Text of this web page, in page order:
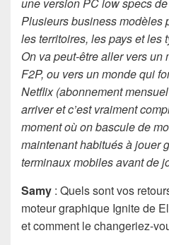
une version PC low specs
Plusieurs business modèles
les territoires, les pays et les
On va peut-être aller vers un
F2P, ou vers un monde qui
Netflix (abonnement
arriver et c’est vraiment
moment où on bascule de
maintenant habitués à jouer
terminaux mobiles avant de
Samy : Quels sont vos
moteur graphique Ignite de
et comment le changeriez-